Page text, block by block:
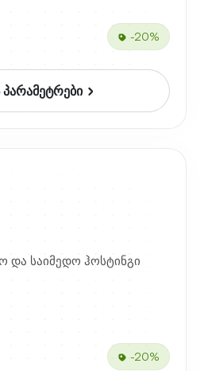
-20%
პარამეტრები
და საიმედო ჰოსტინგი
-20%